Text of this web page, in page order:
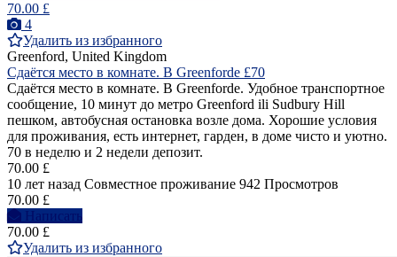
70.00 £
4
Удалить из избранного
Greenford, United Kingdom
Сдаётся место в комнате. В Greenforde £70
Сдаётся место в комнате. В Greenforde. Удобное транспортное
сообщение, 10 минут до метро Greenford ili Sudbury Hill
пешком, автобусная остановка возле дома. Хорошие условия
для проживания, есть интернет, гарден, в доме чисто и уютно.
70 в неделю и 2 недели депозит.
70.00 £
10 лет назад Совместное проживание 942 Просмотров
70.00 £
Написать
70.00 £
Удалить из избранного